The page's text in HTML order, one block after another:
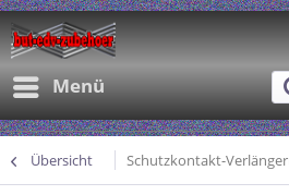
Menü
Übersicht Schutzkontakt-